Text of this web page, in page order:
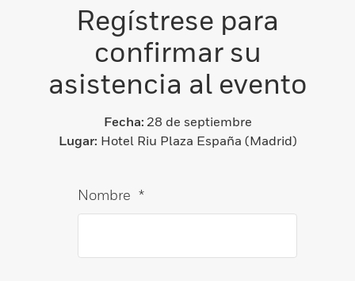
Regístrese para
confirmar su
asistencia al evento
Fecha: 28 de septiembre
Lugar: Hotel Riu Plaza España (Madrid)
*
Nombre